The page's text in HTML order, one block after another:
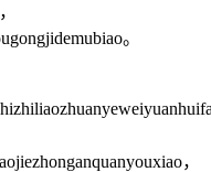
。
，